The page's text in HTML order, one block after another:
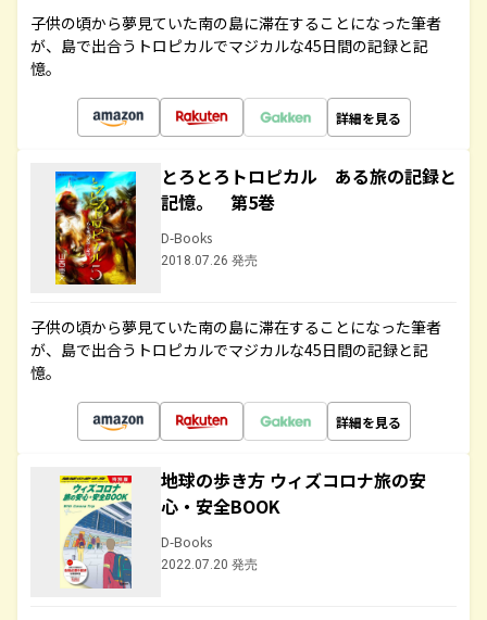
子供の頃から夢見ていた南の島に滞在することになった筆者
が、島で出合うトロピカルでマジカルな45日間の記録と記
憶。
詳細を見る
とろとろトロピカル ある旅の記録と
記憶。 第5巻
D-Books
2018.07.26 発売
子供の頃から夢見ていた南の島に滞在することになった筆者
が、島で出合うトロピカルでマジカルな45日間の記録と記
憶。
詳細を見る
地球の歩き方 ウィズコロナ旅の安
心・安全BOOK
D-Books
2022.07.20 発売